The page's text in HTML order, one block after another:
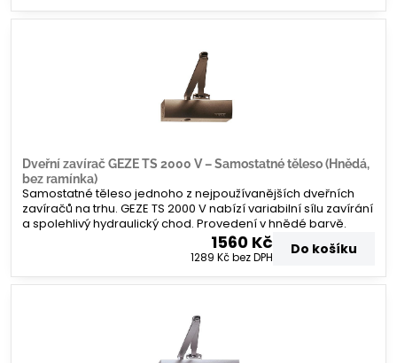
Dveřní zavírač GEZE TS 2000 V – Samostatné těleso (Hnědá,
bez ramínka)
Samostatné těleso jednoho z nejpoužívanějších dveřních
zavíračů na trhu. GEZE TS 2000 V nabízí variabilní sílu zavírání
a spolehlivý hydraulický chod. Provedení v hnědé barvě.
1560 Kč
1289 Kčbez DPH Do košíku